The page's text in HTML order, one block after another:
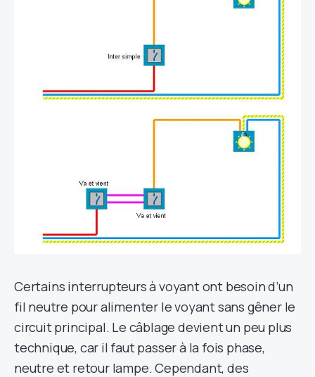
Certains interrupteurs à voyant ont besoin d’un
fil neutre pour alimenter le voyant sans gêner le
circuit principal. Le câblage devient un peu plus
technique, car il faut passer à la fois phase,
neutre et retour lampe. Cependant, des